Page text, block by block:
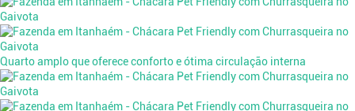
Quarto amplo que oferece conforto e ótima circulação interna